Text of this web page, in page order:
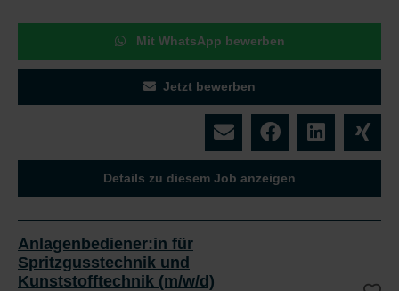
Mit WhatsApp bewerben
Jetzt bewerben
Details zu diesem Job anzeigen
Anlagenbediener:in für
Spritzgusstechnik und
Kunststofftechnik (m/w/d)